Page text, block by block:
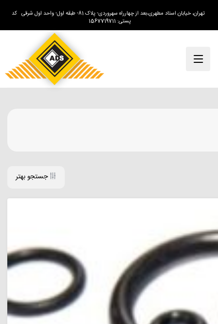
تهران، خیابان استاد مطهری،بعد از چهارراه سهروردی- پلاک 81- طبقه اول- واحد اول شرقی کد
پستی: 1567719711
جستجو بهتر